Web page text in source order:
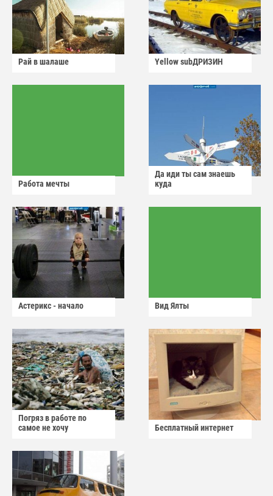
Рай в шалаше Yellow subДРИЗИН
Работа мечты
Да иди ты сам знаешь
куда
Астерикс - начало Вид Ялты
Погряз в работе по
самое не хочу
Бесплатный интернет